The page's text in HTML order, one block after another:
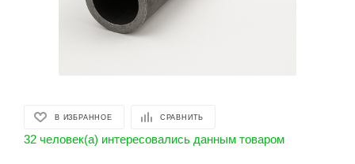
В ИЗБРАННОЕ СРАВНИТЬ
32 человек(а) интересовались данным товаром